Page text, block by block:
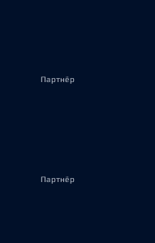
Партнёр
Партнёр